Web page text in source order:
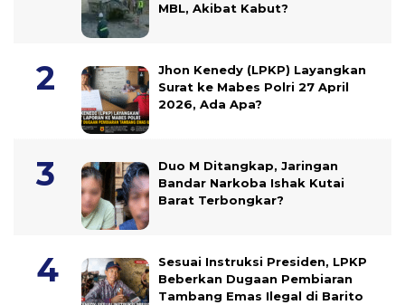
MBL, Akibat Kabut?
Jhon Kenedy (LPKP) Layangkan
Surat ke Mabes Polri 27 April
2026, Ada Apa?
Duo M Ditangkap, Jaringan
Bandar Narkoba Ishak Kutai
Barat Terbongkar?
Sesuai Instruksi Presiden, LPKP
Beberkan Dugaan Pembiaran
Tambang Emas Ilegal di Barito